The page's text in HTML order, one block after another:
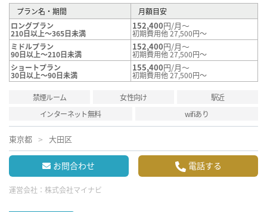
プラン名・期間
月額目安
ロングプラン
210日以上～365日未満
152,400円/月～
初期費用他 27,500円～
ミドルプラン
90日以上～210日未満
152,400円/月～
初期費用他 27,500円～
ショートプラン
30日以上～90日未満
155,400円/月～
初期費用他 27,500円～
禁煙ルーム 女性向け
駅近
インターネット無料
wifiあり
東京都 大田区
お問合わせ 電話する
運営会社： 株式会社マイナビ